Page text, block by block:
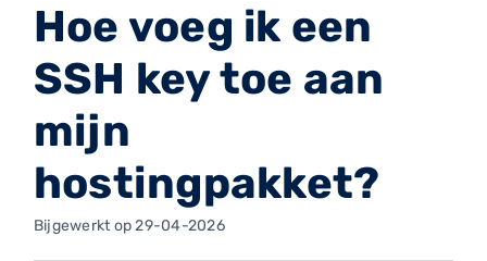
Hoe voeg ik een
SSH key toe aan
mijn
hostingpakket?
Bijgewerkt op 29-04-2026